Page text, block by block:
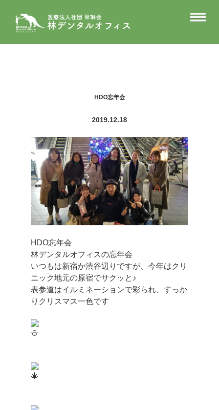
HDO忘年会
2019.12.18
HDO忘年会
林デンタルオフィスの忘年会
いつもは新宿か渋谷辺りですが、今年はクリ
ニック地元の原宿でサクッと♪
表参道はイルミネーションで彩られ、すっか
りクリスマス一色です